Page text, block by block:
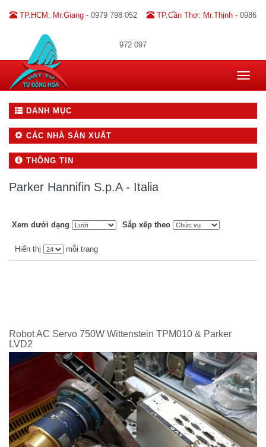
TP.HCM: Mr.Giang - 0979 798 052 TP.Cần Thơ: Mr.Thịnh - 0986
972 097
Toggle
DANH MỤC
CÁC NHÀ SẢN XUẤT
THÔNG TIN
Parker Hannifin S.p.A - Italia
Xem dưới dạng Sắp xếp theo
Hiển thị mỗi trang
Robot AC Servo 750W Wittenstein TPM010 & Parker
LVD2